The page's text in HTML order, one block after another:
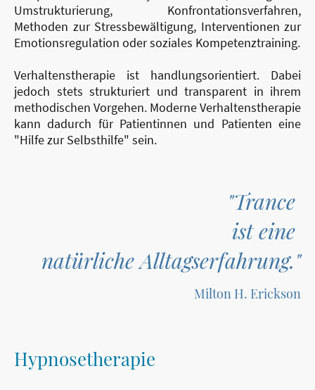
Umstrukturierung, Konfrontationsverfahren,
Methoden zur Stressbewältigung, Interventionen zur
Emotionsregulation oder soziales Kompetenztraining.
Verhaltenstherapie ist handlungsorientiert. Dabei
jedoch stets strukturiert und transparent in ihrem
methodischen Vorgehen. Moderne Verhaltenstherapie
kann dadurch für Patientinnen und Patienten eine
"Hilfe zur Selbsthilfe" sein.
Hypnosetherapie
"Trance
ist eine
natürliche Alltagserfahrung."
Milton H. Erickson